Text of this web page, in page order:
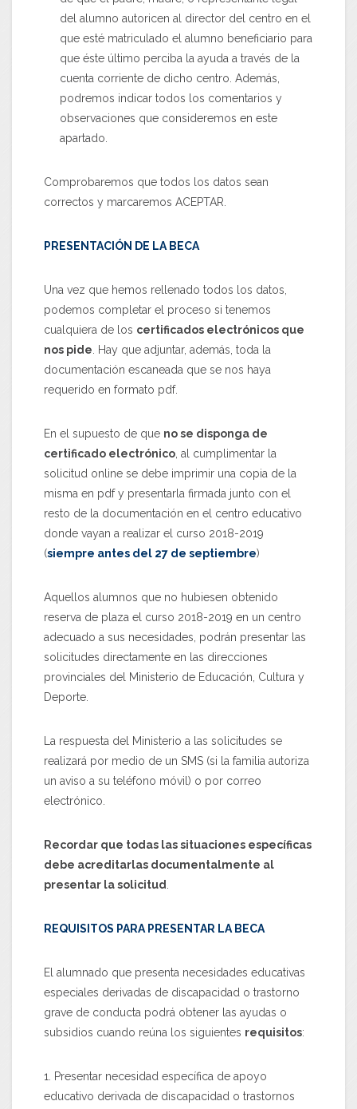
del alumno autoricen al director del centro en el
que esté matriculado el alumno beneficiario para
que éste último perciba la ayuda a través de la
cuenta corriente de dicho centro. Además,
podremos indicar todos los comentarios y
observaciones que consideremos en este
apartado.
Comprobaremos que todos los datos sean
correctos y marcaremos ACEPTAR.
PRESENTACIÓN DE LA BECA
Una vez que hemos rellenado todos los datos,
podemos completar el proceso si tenemos
cualquiera de los certificados electrónicos que
nos pide . Hay que adjuntar, además, toda la
documentación escaneada que se nos haya
requerido en formato pdf.
En el supuesto de que no se disponga de
certificado electrónico , al cumplimentar la
solicitud online se debe imprimir una copia de la
misma en pdf y presentarla firmada junto con el
resto de la documentación en el centro educativo
donde vayan a realizar el curso 2018-2019
(siempre antes del 27 de septiembre)
Aquellos alumnos que no hubiesen obtenido
reserva de plaza el curso 2018-2019 en un centro
adecuado a sus necesidades, podrán presentar las
solicitudes directamente en las direcciones
provinciales del Ministerio de Educación, Cultura y
Deporte.
La respuesta del Ministerio a las solicitudes se
realizará por medio de un SMS (si la familia autoriza
un aviso a su teléfono móvil) o por correo
electrónico.
Recordar que todas las situaciones específicas
debe acreditarlas documentalmente al
presentar la solicitud
REQUISITOS PARA PRESENTAR LA BECA
El alumnado que presenta necesidades educativas
especiales derivadas de discapacidad o trastorno
grave de conducta podrá obtener las ayudas o
subsidios cuando reúna los siguientes requisitos:
1. Presentar necesidad específica de apoyo
educativo derivada de discapacidad o trastornos